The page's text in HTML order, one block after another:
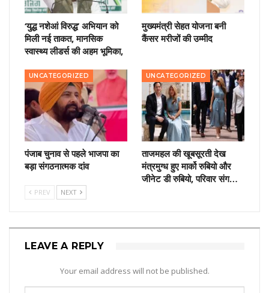
‘युद्ध नशेआं विरुद्ध’ अभियान को
मिली नई ताकत, मानसिक
स्वास्थ्य लीडर्स की अहम भूमिका,
मुख्यमंत्री सेहत योजना बनी
कैंसर मरीजों की उम्मीद
UNCATEGORIZED
पंजाब चुनाव से पहले भाजपा का
बड़ा संगठनात्मक दांव
UNCATEGORIZED
ताजमहल की खूबसूरती देख
मंत्रमुग्ध हुए मार्को रुबियो और
जीनेट डी रुबियो, परिवार संग…
PREV NEXT
LEAVE A REPLY
Your email address will not be published.